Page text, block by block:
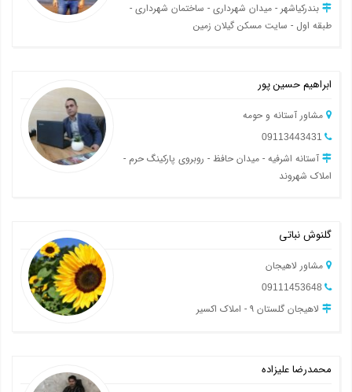
بندرکیاشهر - میدان شهرداری - ساختمان شهرداری -
طبقه اول - سایت مسکن گیلان زمین
ابراهیم حسین پور
مشاور آستانه و حومه
آستانه اشرفیه - میدان حافظ - روبروی پارکینگ حرم -
املاک شهروند
گلنوش نباتی
مشاور لاهیجان
لاهیجان گلستان ۹ - املاک اکسیر
محمدرضا علیزاده